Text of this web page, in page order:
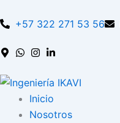
to +57 322 271 53 56
Inicio
Nosotros